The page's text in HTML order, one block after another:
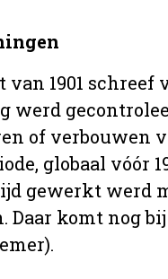
van 1901
werd
of verbouwen
globaal vóór
gewerkt werd
Daar komt nog